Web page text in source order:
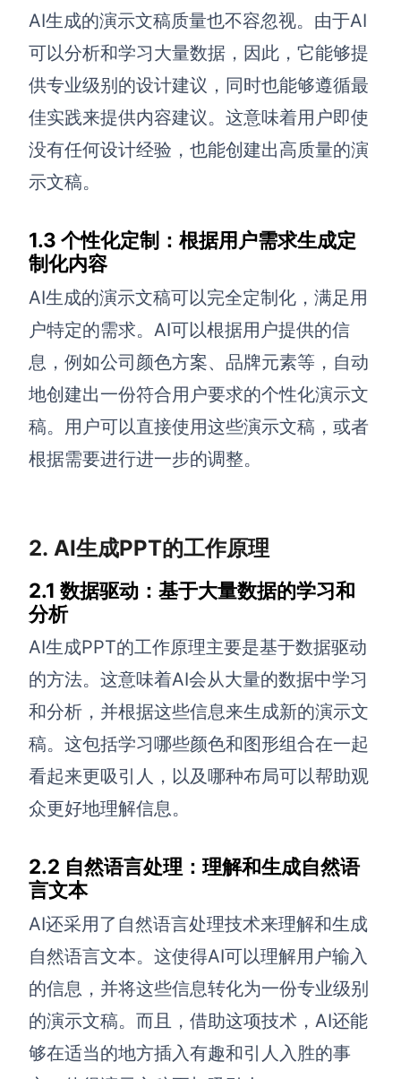
AI创作
创意与绘图
AI生成思维导图
AI生成用户旅程图
AI生成组织结构图
AI生成SWOT分析
AI生成5Why分析
AI生成价值链
AI生成用户画像
AI生成波士顿矩阵
AI生成波特五力模型
AI生成4P营销理论模型
AI生成竞品分析
AI生成安索夫矩阵
AI生成Grow模型
AI生成AARRR模型
AI生成PPT
AI对话
AI生成简历
模板社区
企业服务
私有化部署
管理功能定制 · 专业部署方案
客户案例
用boardmix提升团队协作效率
AI生成的演示文稿质量也不容忽视。由于AI
可以分析和学习大量数据，因此，它能够提
供专业级别的设计建议，同时也能够遵循最
佳实践来提供内容建议。这意味着用户即使
没有任何设计经验，也能创建出高质量的演
示文稿。
1.3 个性化定制：根据用户需求生成定
制化内容
AI生成的演示文稿可以完全定制化，满足用
户特定的需求。AI可以根据用户提供的信
息，例如公司颜色方案、品牌元素等，自动
地创建出一份符合用户要求的个性化演示文
稿。用户可以直接使用这些演示文稿，或者
根据需要进行进一步的调整。
2. AI生成PPT的工作原理
2.1 数据驱动：基于大量数据的学习和
分析
AI生成PPT的工作原理主要是基于数据驱动
的方法。这意味着AI会从大量的数据中学习
和分析，并根据这些信息来生成新的演示文
稿。这包括学习哪些颜色和图形组合在一起
看起来更吸引人，以及哪种布局可以帮助观
众更好地理解信息。
2.2 自然语言处理：理解和生成自然语
言文本
AI还采用了自然语言处理技术来理解和生成
自然语言文本。这使得AI可以理解用户输入
的信息，并将这些信息转化为一份专业级别
的演示文稿。而且，借助这项技术，AI还能
够在适当的地方插入有趣和引人入胜的事